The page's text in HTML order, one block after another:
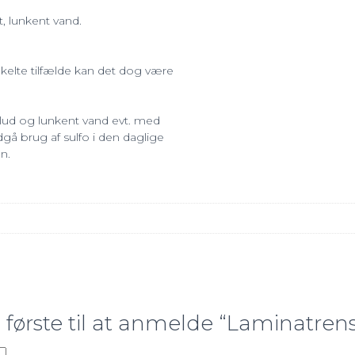
lunkent vand.
tilfælde kan det dog være
og lunkent vand evt. med
brug af sulfo i den daglige
til at anmelde